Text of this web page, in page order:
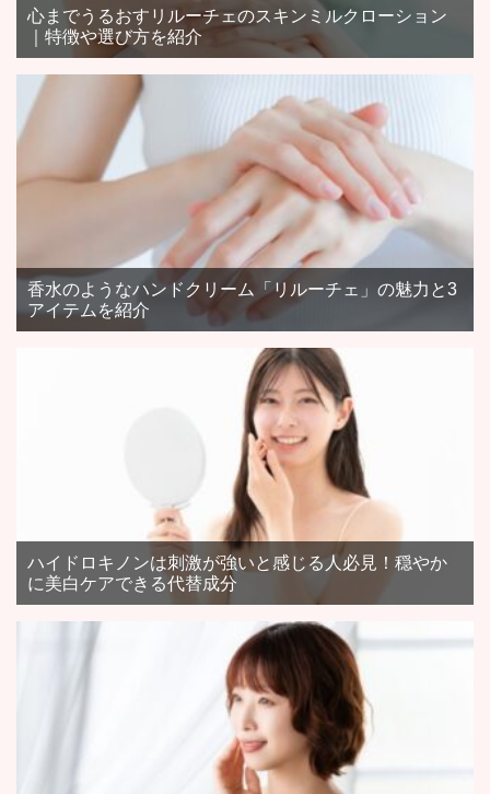
心までうるおすリルーチェのスキンミルクローション
｜特徴や選び方を紹介
香水のようなハンドクリーム「リルーチェ」の魅力と3
アイテムを紹介
ハイドロキノンは刺激が強いと感じる人必見！穏やか
に美白ケアできる代替成分